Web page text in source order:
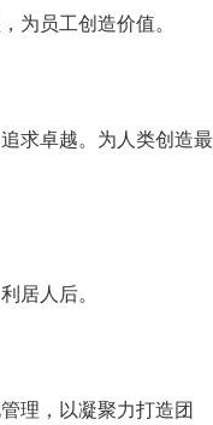
为员工创造价值。
求卓越。为人类创造最
居人后。
理，以凝聚力打造团